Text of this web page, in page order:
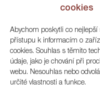
cookies
Abychom poskytli co
přístupu k informacím o
cookies. Souhlas s těmito
údaje, jako je chování při
webu. Nesouhlas nebo
určité vlastnosti a funkce.
Kontakt
ARGO Numismatika
Korunní 83, Praha 3
+420 222 561 343